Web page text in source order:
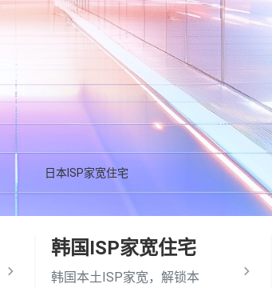
动过白
自动过白
动过白
日本ISP家宽住宅
韩国ISP家宽住宅
韩国本土ISP家宽，解锁本